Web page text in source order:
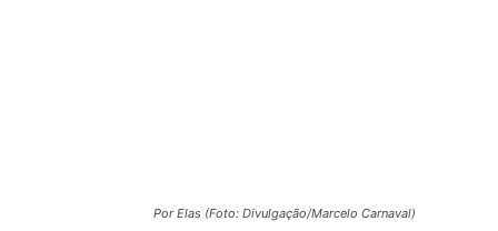
Por Elas (Foto: Divulgação/Marcelo Carnaval)